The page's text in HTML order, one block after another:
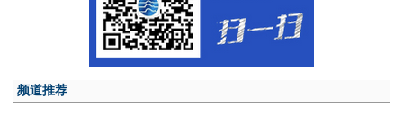
频道推荐